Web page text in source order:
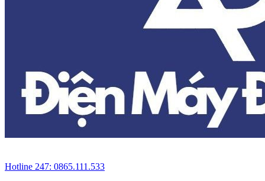
Hotline 247: 0865.111.533